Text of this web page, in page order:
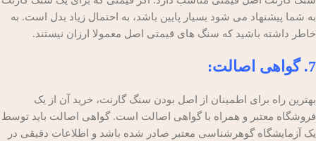
به شما پیشنهاد می شود بسیار پایین باشد، به احتمال زیاد بدل است. به
خاطر داشته باشید که سنگ های قیمتی اصل معمولا ارزان نیستند.
7. گواهی اصالت:
بهترین راه برای اطمینان از اصل بودن سنگ گارنت، خرید آن از یک
فروشگاه معتبر و همراه با گواهی اصالت است. گواهی اصالت باید توسط
یک آزمایشگاه گوهرشناسی معتبر صادر شده باشد و اطلاعات دقیقی در